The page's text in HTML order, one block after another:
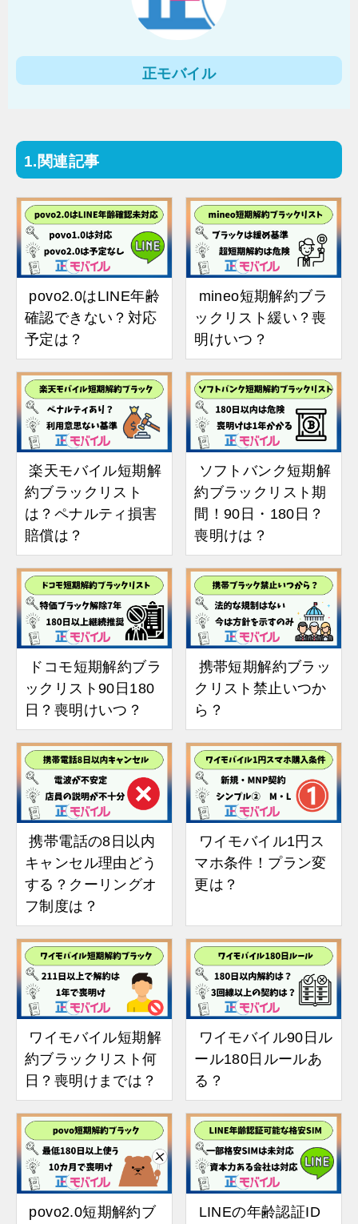
正モバイル
関連記事
povo2.0はLINE年齢
確認できない？対応
予定は？
mineo短期解約ブラ
ックリスト緩い？喪
明けいつ？
楽天モバイル短期解
約ブラックリスト
は？ペナルティ損害
賠償は？
ソフトバンク短期解
約ブラックリスト期
間！90日・180日？
喪明けは？
ドコモ短期解約ブラ
ックリスト90日180
日？喪明けいつ？
携帯短期解約ブラッ
クリスト禁止いつか
ら？
携帯電話の8日以内
キャンセル理由どう
する？クーリングオ
フ制度は？
ワイモバイル1円ス
マホ条件！プラン変
更は？
ワイモバイル短期解
約ブラックリスト何
日？喪明けまでは？
ワイモバイル90日ル
ール180日ルールあ
る？
povo2.0短期解約ブ LINEの年齢認証ID